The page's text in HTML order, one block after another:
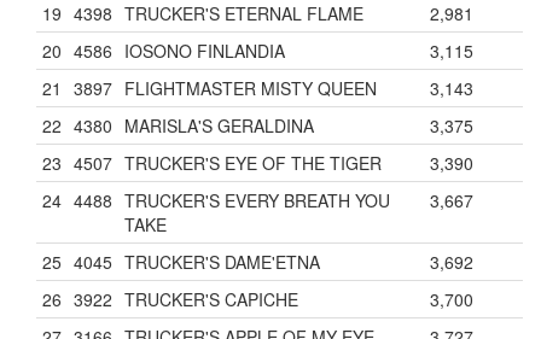
19 4398 TRUCKER'S ETERNAL FLAME
2,981
20 4586 IOSONO FINLANDIA
3,115
21
3897 FLIGHTMASTER MISTY QUEEN
3,143
22 4380 MARISLA'S GERALDINA
3,375
23 4507 TRUCKER'S EYE OF THE TIGER
3,390
24 4488 TRUCKER'S EVERY BREATH YOU
TAKE
3,667
25 4045 TRUCKER'S DAME'ETNA
3,692
26 3922 TRUCKER'S CAPICHE
3,700